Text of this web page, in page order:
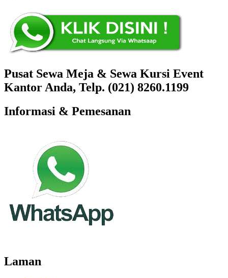
Pusat Sewa Meja & Sewa Kursi Event
Kantor Anda, Telp. (021) 8260.1199
Informasi & Pemesanan
Laman